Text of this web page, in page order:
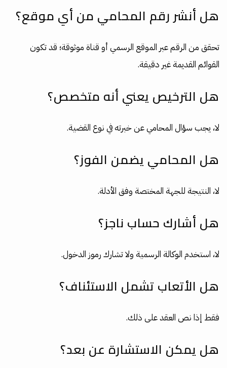
هل أنشر رقم المحامي من أي موقع؟
تحقق من الرقم عبر الموقع الرسمي أو قناة موثوقة؛ قد تكون
القوائم القديمة غير دقيقة.
هل الترخيص يعني أنه متخصص؟
لا، يجب سؤال المحامي عن خبرته في نوع القضية.
هل المحامي يضمن الفوز؟
لا، النتيجة للجهة المختصة وفق الأدلة.
هل أشارك حساب ناجز؟
لا، استخدم الوكالة الرسمية ولا تشارك رموز الدخول.
هل الأتعاب تشمل الاستئناف؟
فقط إذا نص العقد على ذلك.
هل يمكن الاستشارة عن بعد؟